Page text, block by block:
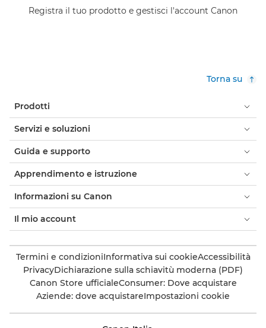
Registra il tuo prodotto e gestisci l'account Canon
Torna su
Prodotti
Servizi e soluzioni
Guida e supporto
Apprendimento e istruzione
Informazioni su Canon
Il mio account
Termini e condizioniInformativa sui cookieAccessibilità
PrivacyDichiarazione sulla schiavitù moderna (PDF)
Canon Store ufficialeConsumer: Dove acquistare
Aziende: dove acquistareImpostazioni cookie